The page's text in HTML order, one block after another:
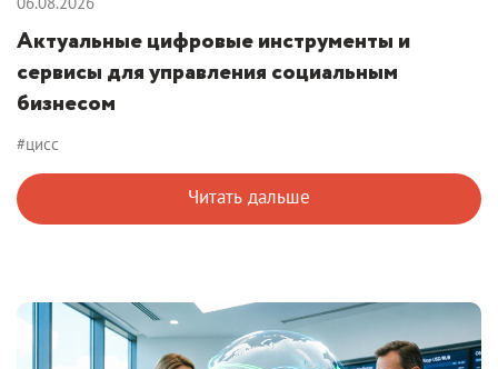
Актуальные цифровые инструменты и
сервисы для управления социальным
бизнесом
#цисс
Читать дальше